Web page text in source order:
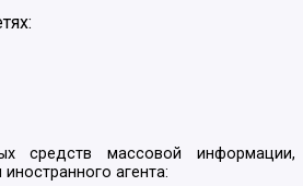
средств массовой информации,
агента: